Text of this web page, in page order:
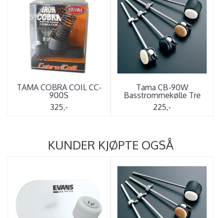
TAMA COBRA COIL CC-
900S
325,-
Tama CB-90W
Basstrommekølle Tre
225,-
KUNDER KJØPTE OGSÅ